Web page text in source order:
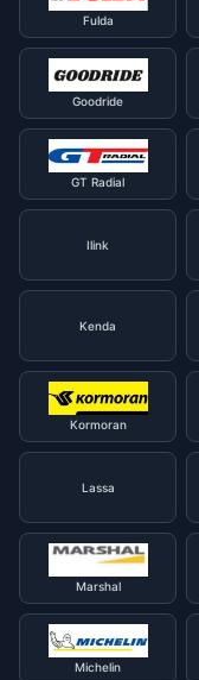
Fulda
Goodride
GT Radial
Ilink
Kenda
Kormoran
Lassa
Marshal
Michelin